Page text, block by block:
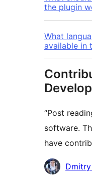
the plugin
What
available in
“Post
software.
have
Contributors